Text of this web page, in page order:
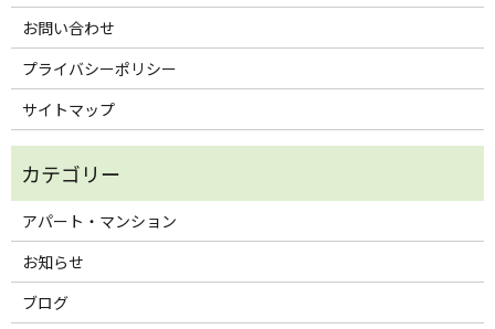
お問い合わせ
プライバシーポリシー
サイトマップ
アパート・マンション
お知らせ
ブログ